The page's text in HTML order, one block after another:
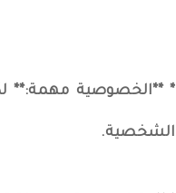
* **الخصوصية مهمة:**
الشخصية.